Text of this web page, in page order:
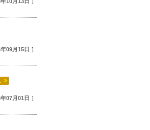
年09月15日 ］
年07月01日 ］